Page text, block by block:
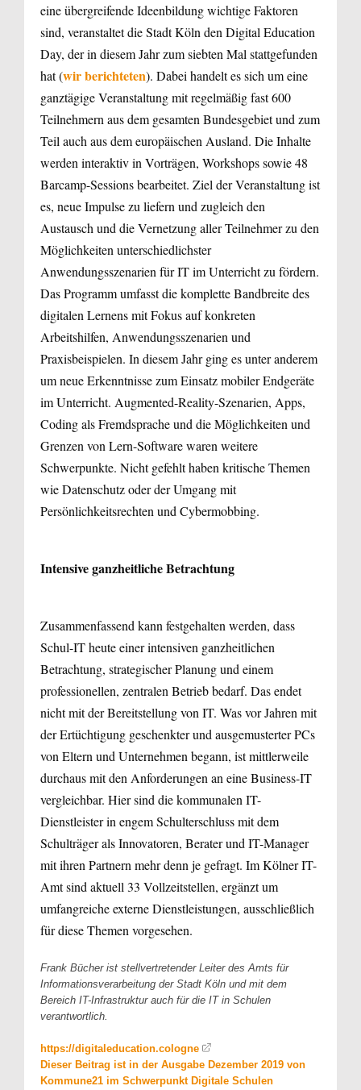
eine übergreifende Ideenbildung wichtige Faktoren
sind, veranstaltet die Stadt Köln den Digital Education
Day, der in diesem Jahr zum siebten Mal stattgefunden
hat (wir berichteten). Dabei handelt es sich um eine
ganztägige Veranstaltung mit regelmäßig fast 600
Teilnehmern aus dem gesamten Bundesgebiet und zum
Teil auch aus dem europäischen Ausland. Die Inhalte
werden interaktiv in Vorträgen, Workshops sowie 48
Barcamp-Sessions bearbeitet. Ziel der Veranstaltung ist
es, neue Impulse zu liefern und zugleich den
Austausch und die Vernetzung aller Teilnehmer zu den
Möglichkeiten unterschiedlichster
Anwendungsszenarien für IT im Unterricht zu fördern.
Das Programm umfasst die komplette Bandbreite des
digitalen Lernens mit Fokus auf konkreten
Arbeitshilfen, Anwendungsszenarien und
Praxisbeispielen. In diesem Jahr ging es unter anderem
um neue Erkenntnisse zum Einsatz mobiler Endgeräte
im Unterricht. Augmented-Reality-Szenarien, Apps,
Coding als Fremdsprache und die Möglichkeiten und
Grenzen von Lern-Software waren weitere
Schwerpunkte. Nicht gefehlt haben kritische Themen
wie Datenschutz oder der Umgang mit
Persönlichkeitsrechten und Cybermobbing.
Intensive ganzheitliche Betrachtung
Zusammenfassend kann festgehalten werden, dass
Schul-IT heute einer intensiven ganzheitlichen
Betrachtung, strategischer Planung und einem
professionellen, zentralen Betrieb bedarf. Das endet
nicht mit der Bereitstellung von IT. Was vor Jahren mit
der Ertüchtigung geschenkter und ausgemusterter PCs
von Eltern und Unternehmen begann, ist mittlerweile
durchaus mit den Anforderungen an eine Business-IT
vergleichbar. Hier sind die kommunalen IT-
Dienstleister in engem Schulterschluss mit dem
Schulträger als Innovatoren, Berater und IT-Manager
mit ihren Partnern mehr denn je gefragt. Im Kölner IT-
Amt sind aktuell 33 Vollzeitstellen, ergänzt um
umfangreiche externe Dienstleistungen, ausschließlich
für diese Themen vorgesehen.
Frank Bücher ist stellvertretender Leiter des Amts für
Informationsverarbeitung der Stadt Köln und mit dem
Bereich IT-Infrastruktur auch für die IT in Schulen
verantwortlich.
https://digitaleducation.cologne
Dieser Beitrag ist in der Ausgabe Dezember 2019 von
Kommune21 im Schwerpunkt Digitale Schulen